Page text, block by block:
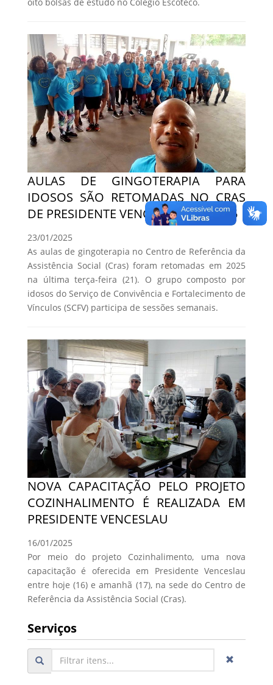
AULAS DE GINGOTERAPIA PARA
IDOSOS SÃO RETOMADAS NO CRAS
DE PRESIDENTE VENCESLAU EM 2025
23/01/2025
As aulas de gingoterapia no Centro de Referência da
Assistência Social (Cras) foram retomadas em 2025
na última terça-feira (21). O grupo composto por
idosos do Serviço de Convivência e Fortalecimento de
Vínculos (SCFV) participa de sessões semanais.
NOVA CAPACITAÇÃO PELO PROJETO
COZINHALIMENTO É REALIZADA EM
PRESIDENTE VENCESLAU
16/01/2025
Por meio do projeto Cozinhalimento, uma nova
capacitação é oferecida em Presidente Venceslau
entre hoje (16) e amanhã (17), na sede do Centro de
Referência da Assistência Social (Cras).
Serviços